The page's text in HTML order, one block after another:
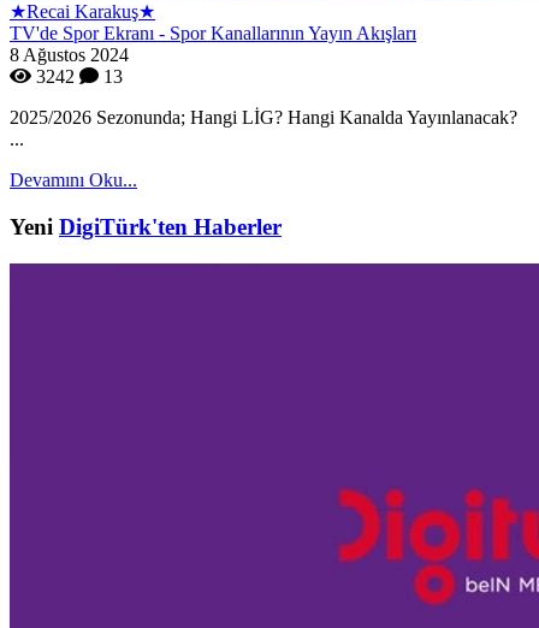
★Recai Karakuş★
TV'de Spor Ekranı - Spor Kanallarının Yayın Akışları
8 Ağustos 2024
3242
13
2025/2026 Sezonunda; Hangi LİG? Hangi Kanalda Yayınlanacak?
...
Devamını Oku...
Yeni DigiTürk'ten Haberler